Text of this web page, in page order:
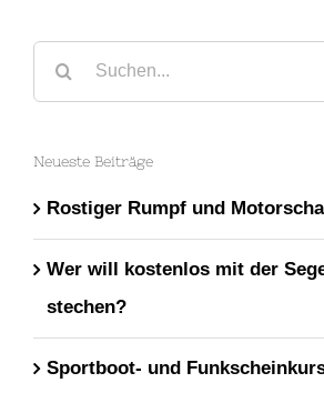
nach:
Neueste Beiträge
Rostiger Rumpf und
Wer will kostenlos mit der
stechen?
Sportboot- und